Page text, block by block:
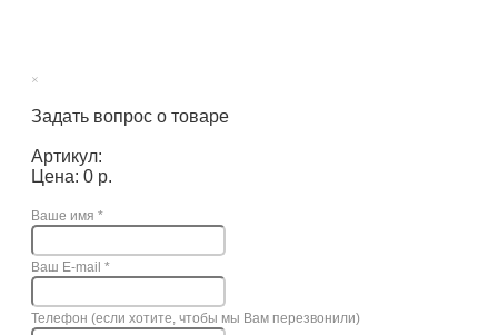
×
Задать вопрос о товаре
Артикул:
Цена: 0 р.
Ваше имя *
Ваш E-mail *
Телефон (если хотите, чтобы мы Вам перезвонили)